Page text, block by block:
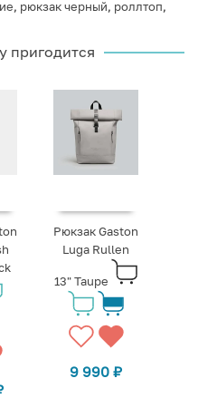
, рюкзак черный, роллтоп,
пригодится
Рюкзак Gaston
Luga Rullen
13" Taupe
9 990₽